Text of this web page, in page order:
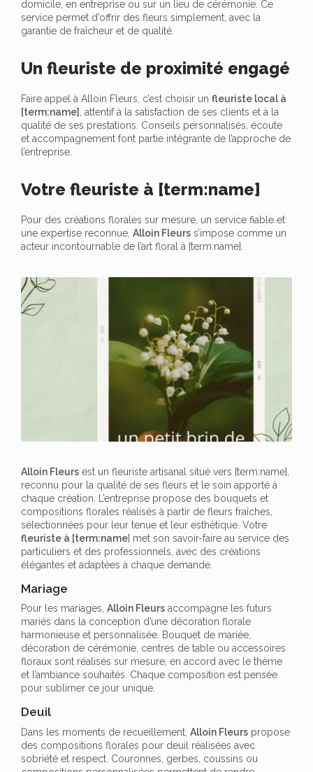
domicile, en entreprise ou sur un lieu de cérémonie. Ce
service permet d’offrir des fleurs simplement, avec la
garantie de fraîcheur et de qualité.
Un fleuriste de proximité engagé
Faire appel à Alloin Fleurs, c’est choisir un fleuriste local à
[term:name]
, attentif à la satisfaction de ses clients et à la
qualité de ses prestations. Conseils personnalisés, écoute
et accompagnement font partie intégrante de l’approche de
l’entreprise.
Votre fleuriste à [term:name]
Pour des créations florales sur mesure, un service fiable et
une expertise reconnue, Alloin Fleurs s’impose comme un
acteur incontournable de l’art floral à [term:name].
Alloin Fleurs est un fleuriste artisanal situé vers [term:name],
reconnu pour la qualité de ses fleurs et le soin apporté à
chaque création. L’entreprise propose des bouquets et
compositions florales réalisés à partir de fleurs fraîches,
sélectionnées pour leur tenue et leur esthétique. Votre
fleuriste à [term:name] met son savoir-faire au service des
particuliers et des professionnels, avec des créations
élégantes et adaptées à chaque demande.
Mariage
Pour les mariages, Alloin Fleurs accompagne les futurs
mariés dans la conception d’une décoration florale
harmonieuse et personnalisée. Bouquet de mariée,
décoration de cérémonie, centres de table ou accessoires
floraux sont réalisés sur mesure, en accord avec le thème
et l’ambiance souhaités. Chaque composition est pensée
pour sublimer ce jour unique.
Deuil
Dans les moments de recueillement, Alloin Fleurs propose
des compositions florales pour deuil réalisées avec
sobriété et respect. Couronnes, gerbes, coussins ou